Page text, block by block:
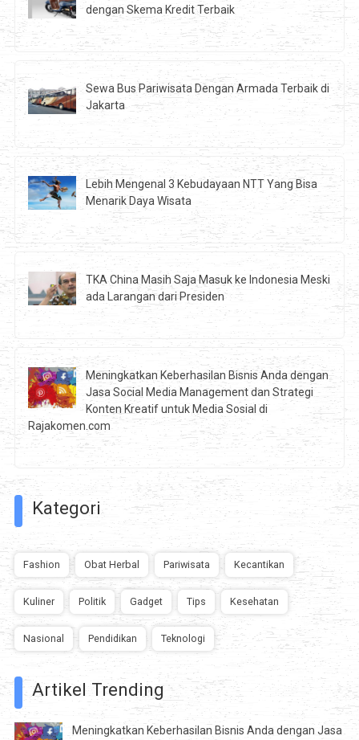
dengan Skema Kredit Terbaik
Sewa Bus Pariwisata Dengan Armada Terbaik di
Jakarta
Lebih Mengenal 3 Kebudayaan NTT Yang Bisa
Menarik Daya Wisata
TKA China Masih Saja Masuk ke Indonesia Meski
ada Larangan dari Presiden
Meningkatkan Keberhasilan Bisnis Anda dengan
Jasa Social Media Management dan Strategi
Konten Kreatif untuk Media Sosial di
Rajakomen.com
Kategori
Fashion Obat Herbal Pariwisata Kecantikan
Kuliner Politik Gadget Tips Kesehatan
Nasional Pendidikan Teknologi
Artikel Trending
Meningkatkan Keberhasilan Bisnis Anda dengan Jasa